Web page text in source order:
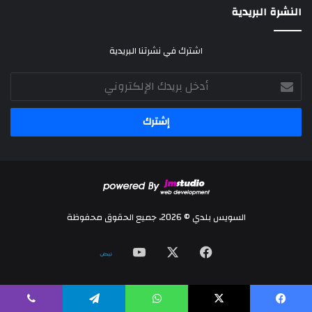
النشرة البريدية
اشترك في نشرتنا البريدية
أدخل
بريدك
الإلكتروني
السويس بلدي © 2026، جميع الحقوق محفوظة
فيسبوك ‫YouTube